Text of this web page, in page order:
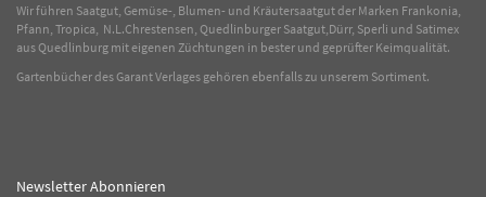
Wir führen Saatgut, Gemüse-, Blumen- und Kräutersaatgut der Marken Frankonia,
Pfann, Tropica, N.L.Chrestensen, Quedlinburger Saatgut,Dürr, Sperli und Satimex
aus Quedlinburg mit eigenen Züchtungen in bester und geprüfter Keimqualität.
Gartenbücher des Garant Verlages gehören ebenfalls zu unserem Sortiment.
Newsletter Abonnieren